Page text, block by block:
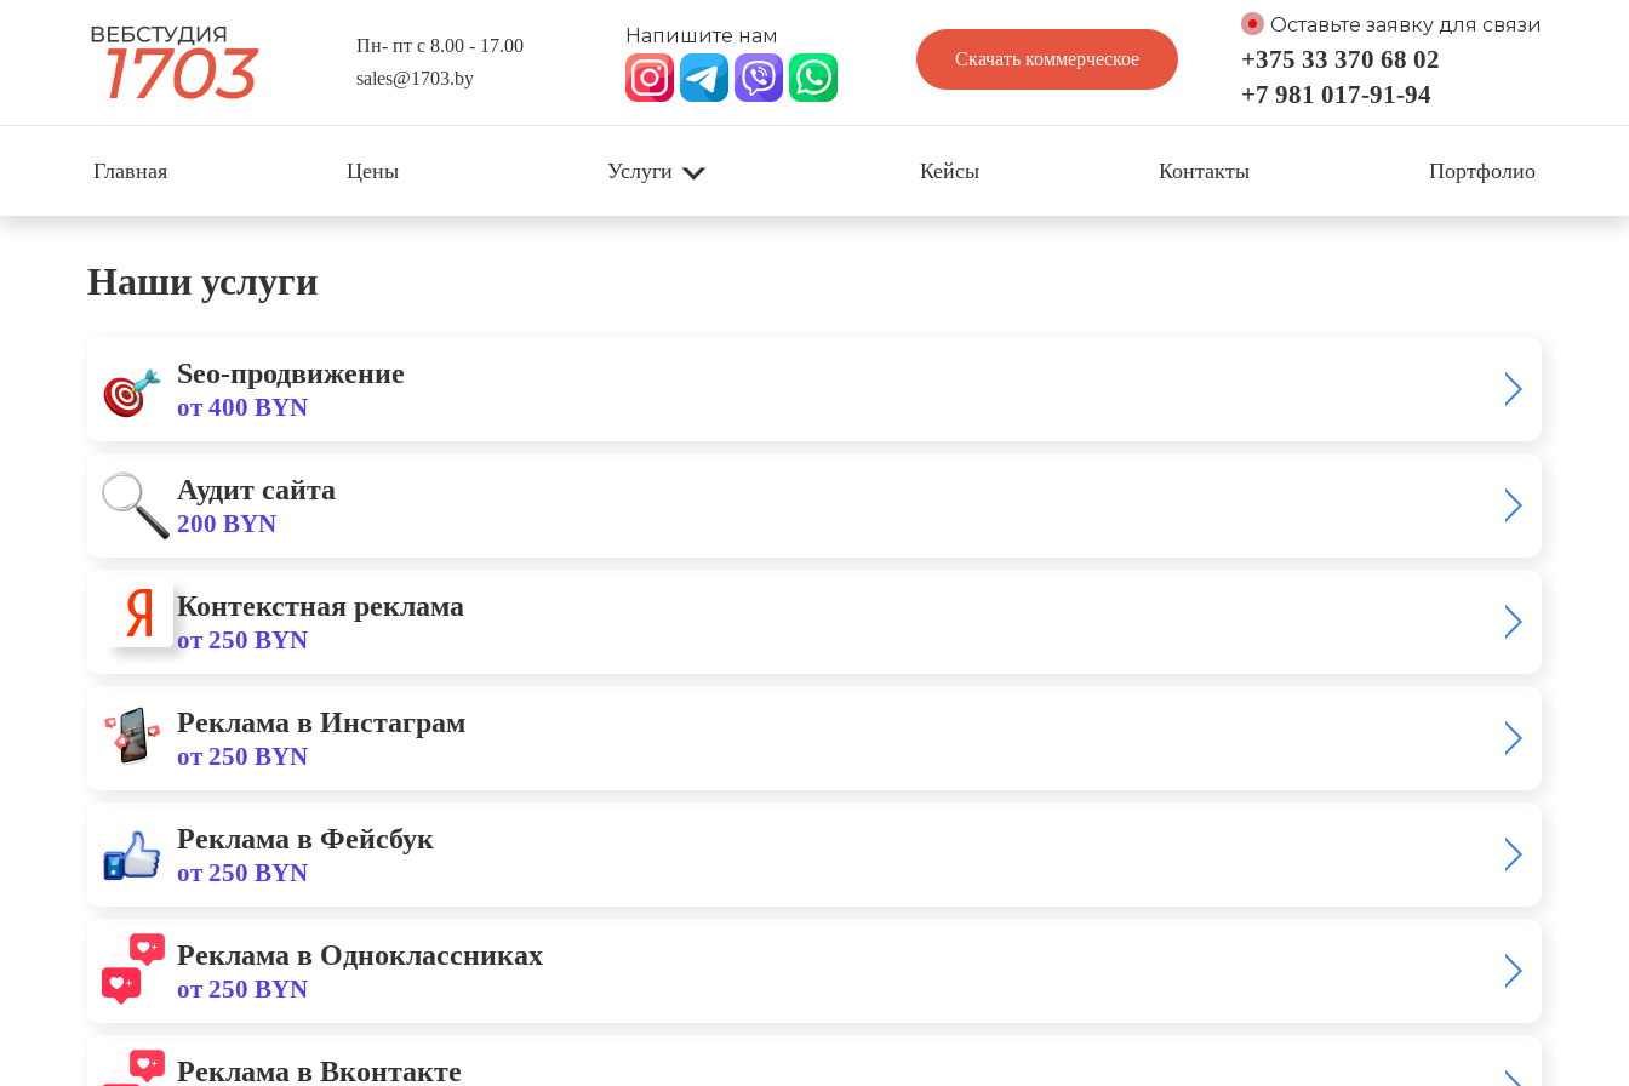
Пн- пт с 8.00 - 17.00
sales@1703.by
Напишите нам
Скачать коммерческое
Оставьте заявку для связи
+375 33 370 68 02
+7 981 017-91-94
Главная Цены Услуги Кейсы Контакты Портфолио
Наши услуги
Seo-продвижение
от 400 BYN
Аудит сайта
200 BYN
Контекстная реклама
от 250 BYN
Реклама в Инстаграм
от 250 BYN
Реклама в Фейсбук
от 250 BYN
Реклама в Одноклассниках
от 250 BYN
Реклама в Вконтакте